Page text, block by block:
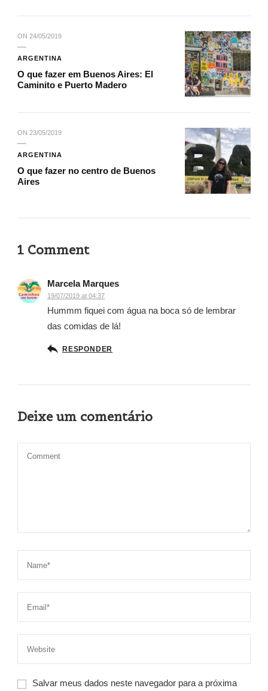
ON 24/05/2019
ARGENTINA
O que fazer em Buenos Aires: El
Caminito e Puerto Madero
ON 23/05/2019
ARGENTINA
O que fazer no centro de Buenos
Aires
1 Comment
Marcela Marques
19/07/2019 at 04:37
Hummm fiquei com água na boca só de lembrar
das comidas de lá!
RESPONDER
Deixe um comentário
Salvar meus dados neste navegador para a próxima